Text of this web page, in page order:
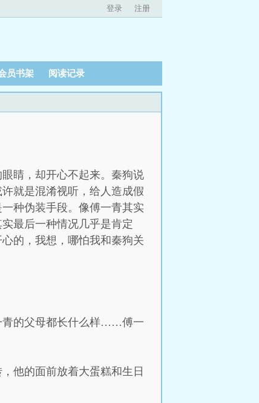
登录 注册
员书架 阅读记录
睛，却开心不起来。秦狗说
就是混淆视听，给人造成假
种伪装手段。像傅一青其实
最后一种情况几乎是肯定
的，我想，哪怕我和秦狗关
青的父母都长什么样……傅一
他的面前放着大蛋糕和生日